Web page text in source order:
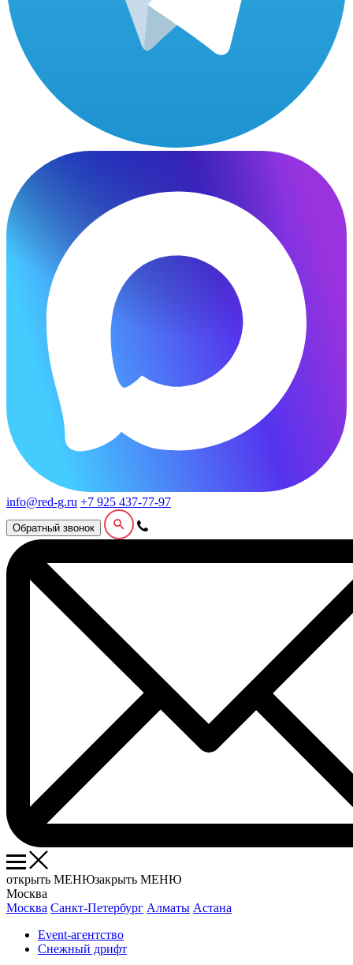
info@red-g.ru +7 925 437-77-97
Обратный звонок
открыть МЕНЮзакрыть МЕНЮ
Москва
Москва Санкт-Петербург Алматы Астана
Event-агентство
Снежный дрифт